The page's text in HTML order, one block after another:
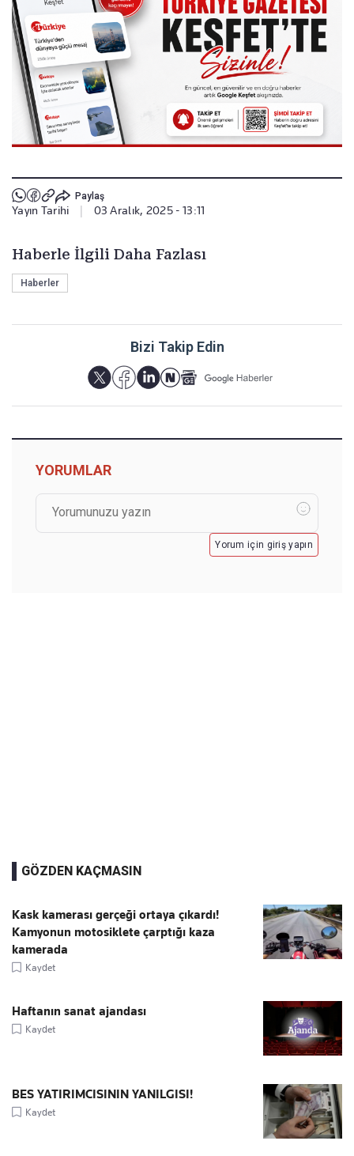
Paylaş
Yayın Tarihi 03 Aralık, 2025 - 13:11
Haberle İlgili Daha Fazlası
Haberler
Bizi Takip Edin
YORUMLAR
Yorum için giriş yapın
GÖZDEN KAÇMASIN
Kask kamerası gerçeği ortaya çıkardı!
Kamyonun motosiklete çarptığı kaza
kamerada
Kaydet
Haftanın sanat ajandası
Kaydet
BES YATIRIMCISININ YANILGISI!
Kaydet